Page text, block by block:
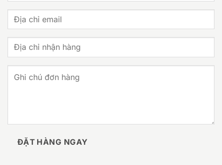
ĐẶT HÀNG NGAY